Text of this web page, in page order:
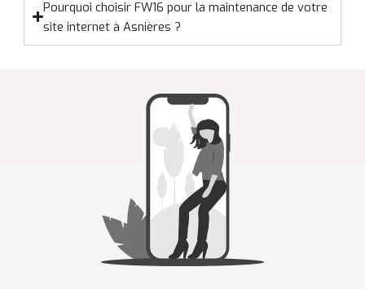
Pourquoi choisir FW16 pour la maintenance de votre
site internet à Asnières ?